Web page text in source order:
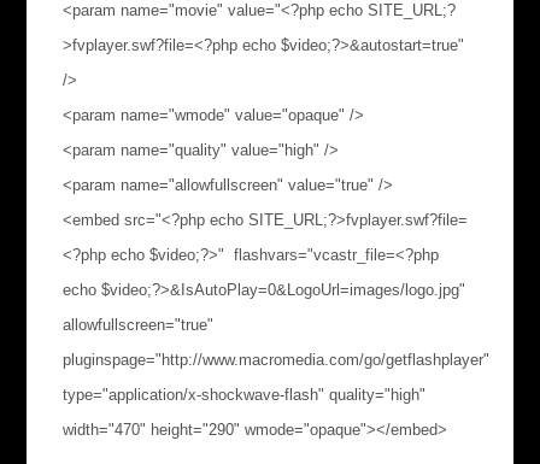
<param name="movie" value="<?php echo SITE_URL;?
>fvplayer.swf?file=<?php echo $video;?>&autostart=true"
/>
<param name="wmode" value="opaque" />
<param name="quality" value="high" />
<param name="allowfullscreen" value="true" />
<embed src="<?php echo SITE_URL;?>fvplayer.swf?file=
<?php echo $video;?>" flashvars="vcastr_file=<?php
echo $video;?>&IsAutoPlay=0&LogoUrl=images/logo.jpg"
allowfullscreen="true"
pluginspage="http://www.macromedia.com/go/getflashplayer"
type="application/x-shockwave-flash" quality="high"
width="470" height="290" wmode="opaque"></embed>